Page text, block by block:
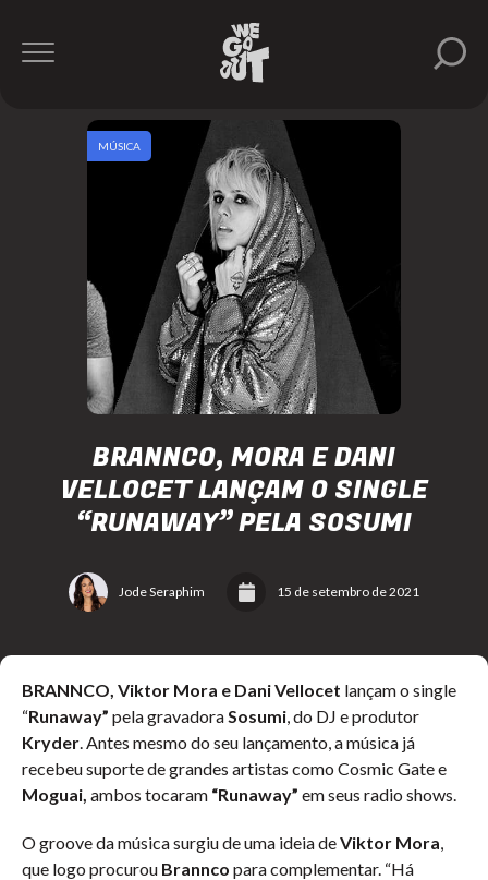
BRANNCO, MORA E DANI
VELLOCET LANÇAM O SINGLE
“RUNAWAY” PELA SOSUMI
Jode Seraphim 15 de setembro de 2021
MÚSICA
BRANNCO, Viktor Mora e Dani Vellocet lançam o single
“Runaway” pela gravadoraSosumi, do DJ e produtor
Kryder. Antes mesmo do seu lançamento, a música já
recebeu suporte de grandes artistas como Cosmic Gate e
Moguai, ambos tocaram “Runaway” em seus radio shows.
O groove da música surgiu de uma ideia deViktor Mora,
que logo procurou Brannco para complementar. “Há